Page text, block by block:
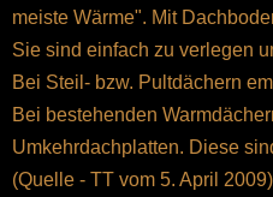
meiste Wärme". Mit
Sie sind einfach zu verlegen
Bei Steil- bzw. Pultdächern
Bei bestehenden
Umkehrdachplatten. Diese
(Quelle - TT vom 5. April 2009)